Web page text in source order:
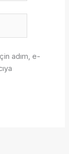
adım, e-